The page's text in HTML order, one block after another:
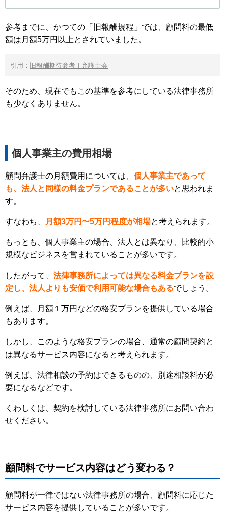
参考までに、かつての「旧報酬規程」では、顧問料の最低
額は月額5万円以上とされていました。
引用： 旧報酬期待参考｜弁護士会
そのため、現在でもこの基準を参考にしている法律事務所
も少なくありません。
個人事業主の費用相場
顧問弁護士の月額費用については、 個人事業主であって
も、法人と同様の料金プランであることが多いと思われま
す。
すなわち、 月額3万円〜5万円程度が相場と考えられます。
もっとも、個人事業主の場合、法人とは異なり、比較的小
規模なビジネスを営まれていることが多いです。
したがって、 法律事務所によっては異なる料金プランを設
定し、法人よりも安価で利用可能な場合もあるでしょう。
例えば、月額１万円などの格安プランを提供している場合
もあります。
しかし、このような格安プランの場合、通常の顧問契約と
は異なるサービス内容になると考えられます。
例えば、法律相談の予約はできるものの、別途相談料が必
要になるなどです。
くわしくは、契約を検討している法律事務所にお問い合わ
せください。
顧問料でサービス内容はどう変わる？
顧問料が一律ではない法律事務所の場合、顧問料に応じた
サービス内容を提供していることが多いです。